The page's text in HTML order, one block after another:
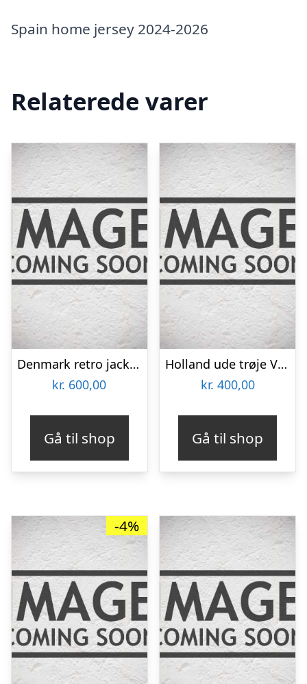
Spain home jersey 2024-2026
Relaterede varer
Denmark retro jacket 1970s – (In Stock)-XXL
kr. 600,00
Gå til shop
Holland ude trøje VM 2010 – børn-YS | 128-137
kr. 400,00
Gå til shop
-4%